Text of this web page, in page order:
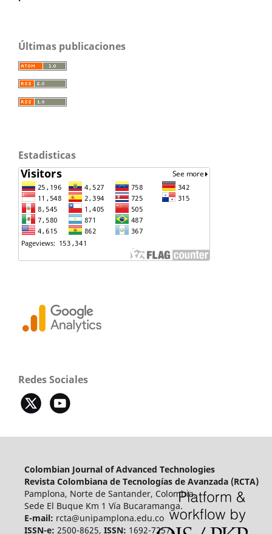
Últimas publicaciones
Estadisticas
Redes Sociales
Colombian Journal of Advanced Technologies
Revista Colombiana de Tecnologías de Avanzada (RCTA)
Pamplona, Norte de Santander, Colombia.
Sede El Buque Km 1 Vía Bucaramanga.
E-mail: rcta@unipamplona.edu.co
ISSN-e: 2500-8625, ISSN: 1692-7257.